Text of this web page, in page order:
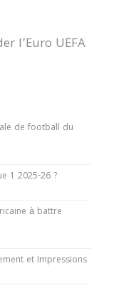
l’Euro UEFA
la Coupe
de football
de football du
1 2025-26 ?
à battre
et Impressions